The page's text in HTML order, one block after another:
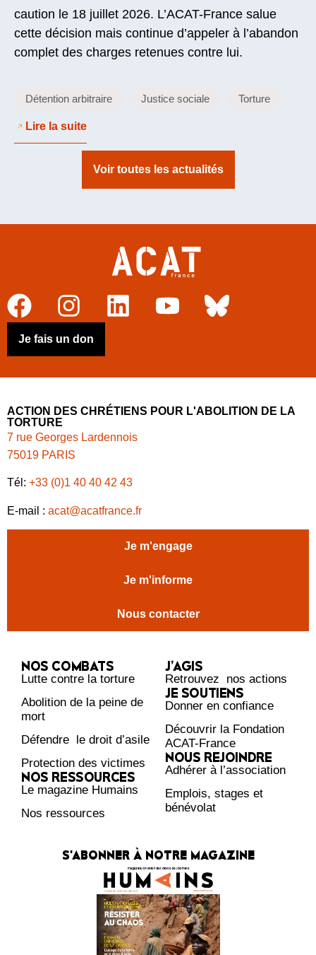
caution le 18 juillet 2026. L’ACAT-France salue
cette décision mais continue d’appeler à l’abandon
complet des charges retenues contre lui.
Détention arbitraire Justice sociale Torture
Lire la suite
Voir toutes les actualités
Je fais un don
ACTION DES CHRÉTIENS POUR L'ABOLITION DE LA
TORTURE
7 rue Georges Lardennois
75019 PARIS
Tél: +33 (0)1 40 40 42 43
E-mail : acat@acatfrance.fr
Je m'engage
Je m'informe
Nous contacter
NOS COMBATS
Lutte contre la torture
Abolition de la peine de
mort
Défendre le droit d’asile
Protection des victimes
NOS RESSOURCES
Le magazine Humains
Nos ressources
J’AGIS
Retrouvez nos actions
JE SOUTIENS
Donner en confiance
Découvrir la Fondation
ACAT-France
NOUS REJOINDRE
Adhérer à l’association
Emplois, stages et
bénévolat
S'ABONNER À NOTRE MAGAZINE